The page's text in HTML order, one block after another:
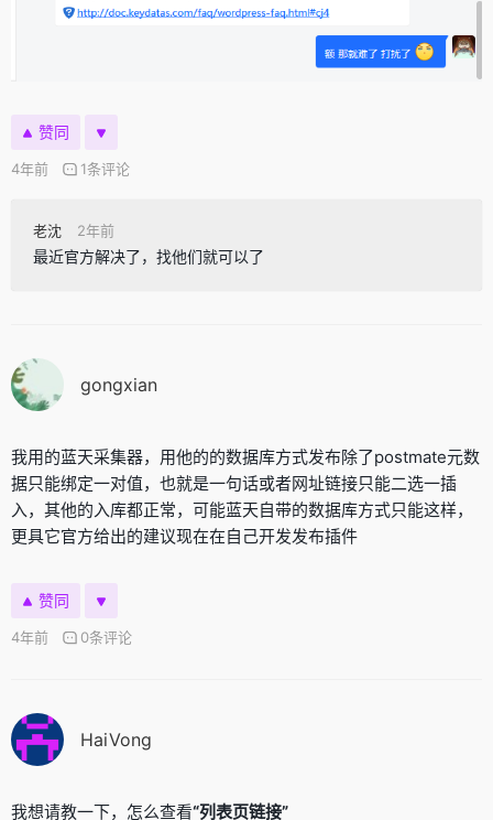
赞同
4年前 1条评论
老沈 2年前
最近官方解决了，找他们就可以了
gongxian
我用的蓝天采集器，用他的的数据库方式发布除了postmate元数
据只能绑定一对值，也就是一句话或者网址链接只能二选一插
入，其他的入库都正常，可能蓝天自带的数据库方式只能这样，
更具它官方给出的建议现在在自己开发发布插件
赞同
4年前 0条评论
HaiVong
我想请教一下，怎么查看“列表页链接”